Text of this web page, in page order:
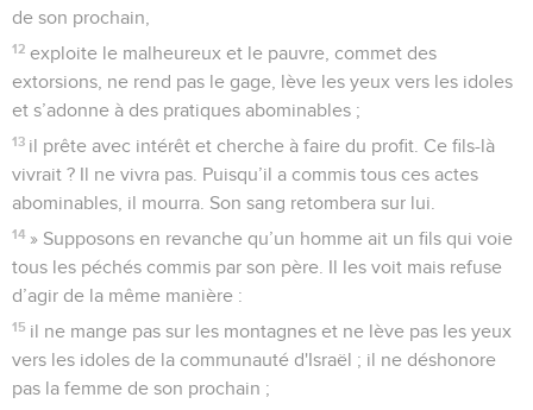
de son prochain,
12 exploite le malheureux et le pauvre, commet des
extorsions, ne rend pas le gage, lève les yeux vers les idoles
et s’adonne à des pratiques abominables ;
13 il prête avec intérêt et cherche à faire du profit. Ce fils-là
vivrait ? Il ne vivra pas. Puisqu’il a commis tous ces actes
abominables, il mourra. Son sang retombera sur lui.
14 » Supposons en revanche qu’un homme ait un fils qui voie
tous les péchés commis par son père. Il les voit mais refuse
d’agir de la même manière :
15 il ne mange pas sur les montagnes et ne lève pas les yeux
vers les idoles de la communauté d'Israël ; il ne déshonore
pas la femme de son prochain ;